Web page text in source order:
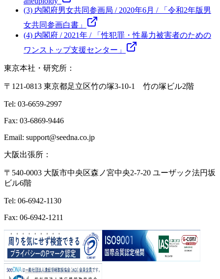
(3) 内閣府男女共同参画局 / 2020年6月 / 「令和2年版男
女共同参画白書」
(4) 内閣府 / 2021年 / 「性犯罪・性暴力被害者のための
ワンストップ支援センター」
東京本社・研究所：
〒121-0813 東京都足立区竹の塚3-10-1 竹の塚ビル2階
Tel: 03-6659-2997
Fax: 03-6869-9446
Email: support@seedna.co.jp
大阪出張所：
〒540-0003 大阪市中央区森ノ宮中央2-7-20 ユーザック法円坂
ビル6階
Tel: 06-6942-1130
Fax: 06-6942-1211